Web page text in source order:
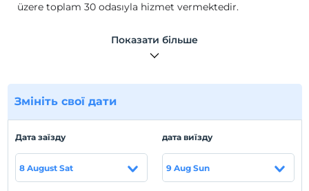
üzere toplam 30 odasıyla hizmet vermektedir.
sahiptir. Çoğu odanın standart donanımına balkon
dahildir. Misafirler çift kişilik yatak üzerinde rahatça
ekstralar arasında internet erişimi, telefon, televizyon ve
kablosuz internet bağlantısı yer almaktadır. Banyolarda
duş mevcuttur. Ayrıca, saç kurutma makinesi
bulunmaktadır.
Tesisimizde toplantı salonları da mevcuttur.
Показати більше
Змініть свої дати
Дата заїзду
8 August Sat
дата виїзду
9 Aug Sun